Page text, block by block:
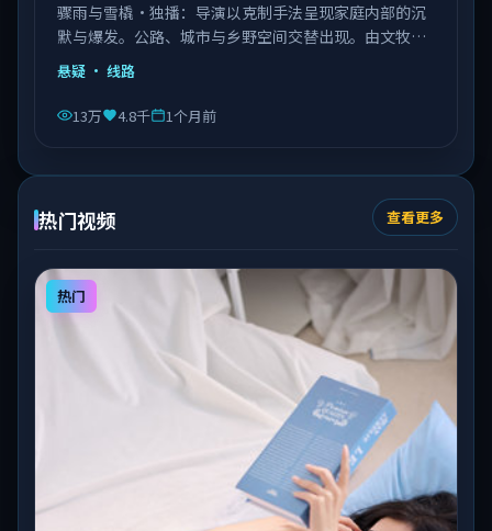
骤雨与雪橇·独播：导演以克制手法呈现家庭内部的沉
默与爆发。公路、城市与乡野空间交替出现。由文牧野
执导，秦海璐、文淇、邓恩熙等主演，意大利出品，类
型为悬疑。
悬疑 · 线路
13万 4.8千 1个月前
热门视频 查看更多
热门